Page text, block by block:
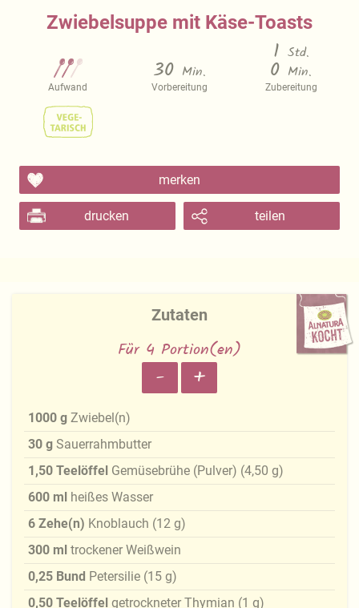
Zwiebelsuppe mit Käse-Toasts
Aufwand
30 Min.
Vorbereitung
1 Std.
0 Min.
Zubereitung
merken
drucken teilen
Zutaten
Für 4 Portion(en)
- +
1000 g Zwiebel(n)
30 g Sauerrahmbutter
1,50 Teelöffel Gemüsebrühe (Pulver) (4,50 g)
600 ml heißes Wasser
6 Zehe(n) Knoblauch (12 g)
300 ml trockener Weißwein
0,25 Bund Petersilie (15 g)
0,50 Teelöffel getrockneter Thymian (1 g)